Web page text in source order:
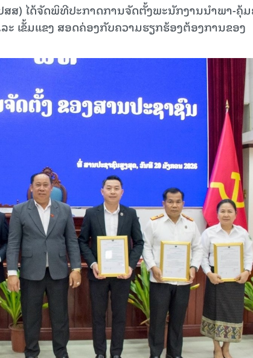
ສ) ໄດ້ຈັດພິທີປະກາດການຈັດຕັ້ງພະນັກງານນຳພາ-ຄຸ້
ຂັ້ມແຂງ ສອດຄ່ອງກັບຄວາມຮຽກຮ້ອງຕ້ອງການຂອງ
15.040(07-08-